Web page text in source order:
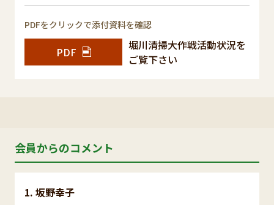
PDFをクリックで添付資料を確認
PDF
堀川清掃大作戦活動状況を
ご覧下さい
会員からのコメント
坂野幸子